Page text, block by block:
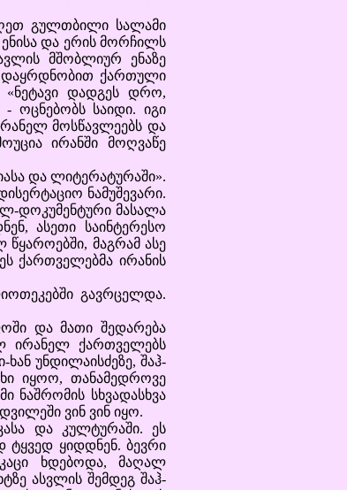
გულთბილი სალამი
და ერის მორჩილს
მშობლიურ ენაზე
დაყრდნობით ქართული
«ნეტავი დადგეს დრო,
ოცნებობს საიდი. იგი
მოსწავლეებს და
ირანში მოღვაწე
და ლიტერატურაში».
ნამუშევარი.
დოკუმენტური მასალა
ასეთი საინტერესო
მაგრამ ასე
ქართველებმა ირანის
გავრცელდა.
და მათი შედარება
ირანელ ქართველებს
უნდილაისძეზე, შაჰ-
იყოო, თანამედროვე
ნაშრომის სხვადასხვა
ვინ ვინ იყო.
და კულტურაში. ეს
ტყვედ ყიდდნენ. ბევრი
ხდებოდა, მაღალ
ასვლის შემდეგ შაჰ-